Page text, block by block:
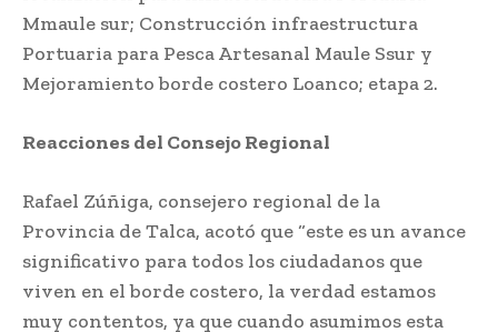
Mmaule sur; Construcción infraestructura
Portuaria para Pesca Artesanal Maule Ssur y
Mejoramiento borde costero Loanco; etapa 2.
Reacciones del Consejo Regional
Rafael Zúñiga, consejero regional de la
Provincia de Talca, acotó que “este es un avance
significativo para todos los ciudadanos que
viven en el borde costero, la verdad estamos
muy contentos, ya que cuando asumimos esta